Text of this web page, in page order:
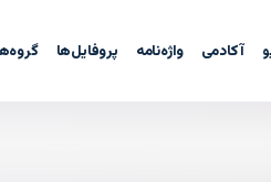
آکادمی واژه‌نامه پروفایل‌ها